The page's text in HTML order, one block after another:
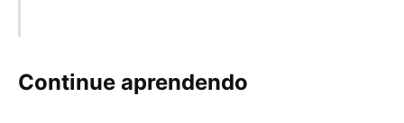
Continue aprendendo